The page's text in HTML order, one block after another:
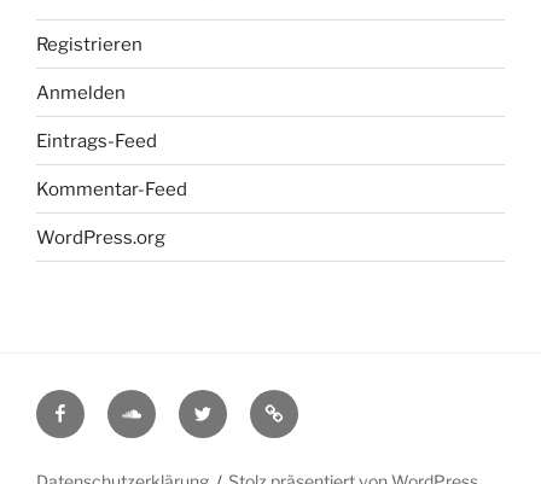
Registrieren
Anmelden
Eintrags-Feed
Kommentar-Feed
WordPress.org
FacebookSoundcloudTwitter Myspace